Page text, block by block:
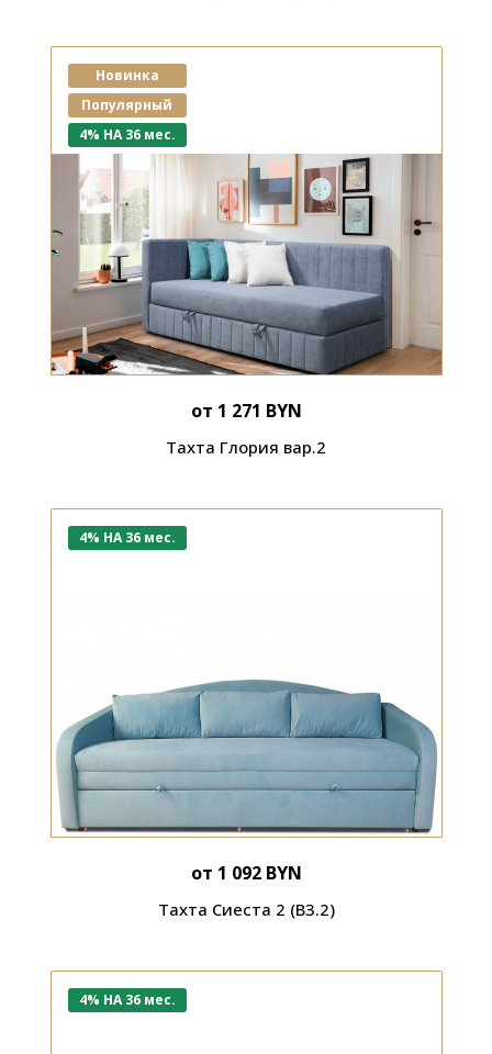
Новинка
Популярный
4% НА 36 мес.
от 1 271 BYN
Тахта Глория вар.2
4% НА 36 мес.
от 1 092 BYN
Тахта Сиеста 2 (В3.2)
4% НА 36 мес.